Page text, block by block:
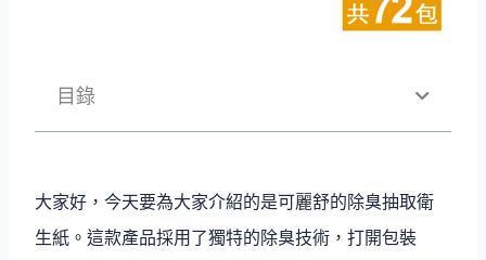
目錄
大家好，今天要為大家介紹的是可麗舒的除臭抽取衛
生紙。這款產品採用了獨特的除臭技術，打開包裝